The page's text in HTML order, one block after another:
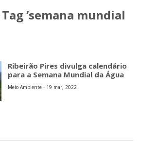
‘semana mundial
Ribeirão Pires divulga calendário
para a Semana Mundial da Água
Meio Ambiente - 19 mar, 2022